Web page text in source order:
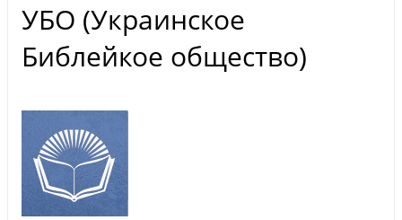
УБО (Украинское
Библейкое общество)